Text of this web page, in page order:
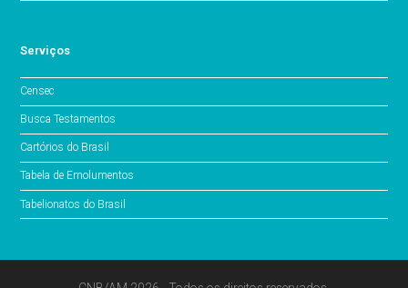
Serviços
Censec
Busca Testamentos
Cartórios do Brasil
Tabela de Emolumentos
Tabelionatos do Brasil